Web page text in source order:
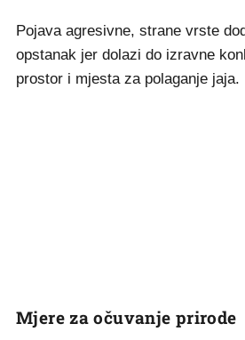
Pojava agresivne, strane vrste
opstanak jer dolazi do izravne
prostor i mjesta za polaganje jaja.
Mjere za očuvanje prirode